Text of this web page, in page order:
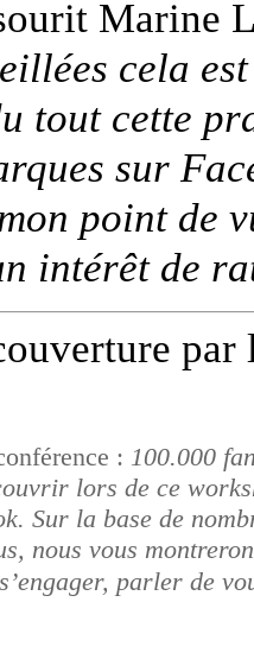
Marine
cela
tout cette
sur
point de
intérêt de
: 100.000
lors de ce
Sur la base de
nous vous
parler de